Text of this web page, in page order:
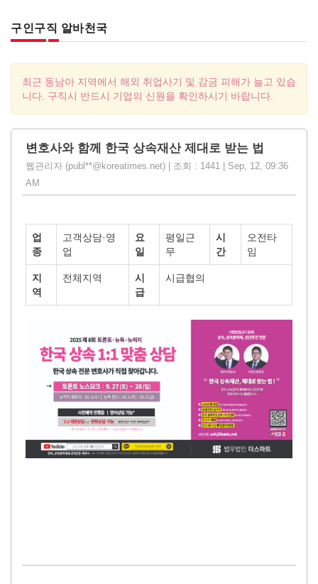
구인구직 알바천국
최근 동남아 지역에서 해외 취업사기 및 감금 피해가 늘고 있습
니다. 구직시 반드시 기업의 신원을 확인하시기 바랍니다.
변호사와 함께 한국 상속재산 제대로 받는 법
웹관리자 (publ**@koreatimes.net) | 조회 : 1441 | Sep, 12, 09:36
AM
업
종
고객상담·영
업
요
일
평일근
무
시
간
오전타
임
지
역
전체지역
시
급
시급협의